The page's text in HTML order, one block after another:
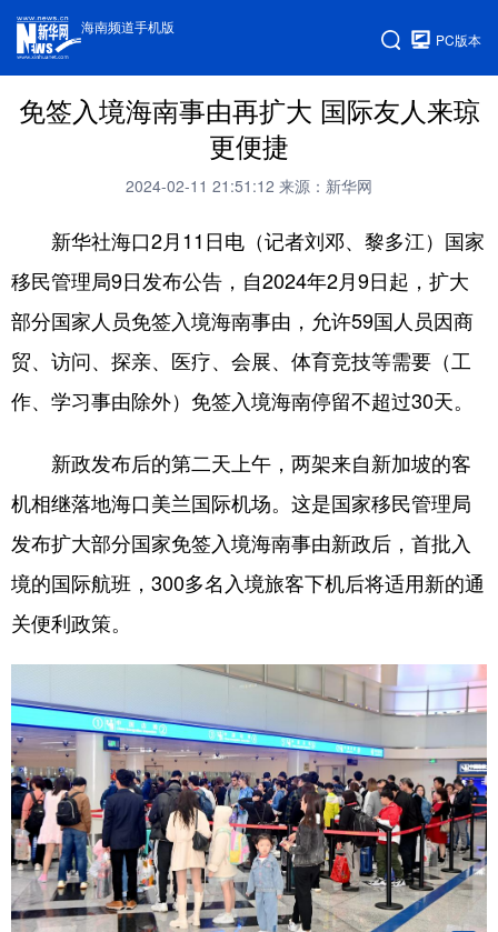
海南频道手机版
PC版本
免签入境海南事由再扩大 国际友人来琼
更便捷
2024-02-11 21:51:12 来源：新华网
新华社海口2月11日电（记者刘邓、黎多江）国家
移民管理局9日发布公告，自2024年2月9日起，扩大
部分国家人员免签入境海南事由，允许59国人员因商
贸、访问、探亲、医疗、会展、体育竞技等需要（工
作、学习事由除外）免签入境海南停留不超过30天。
新政发布后的第二天上午，两架来自新加坡的客
机相继落地海口美兰国际机场。这是国家移民管理局
发布扩大部分国家免签入境海南事由新政后，首批入
境的国际航班，300多名入境旅客下机后将适用新的通
关便利政策。